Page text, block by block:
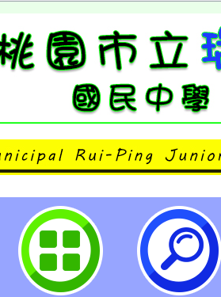
站設計者：徐嘉